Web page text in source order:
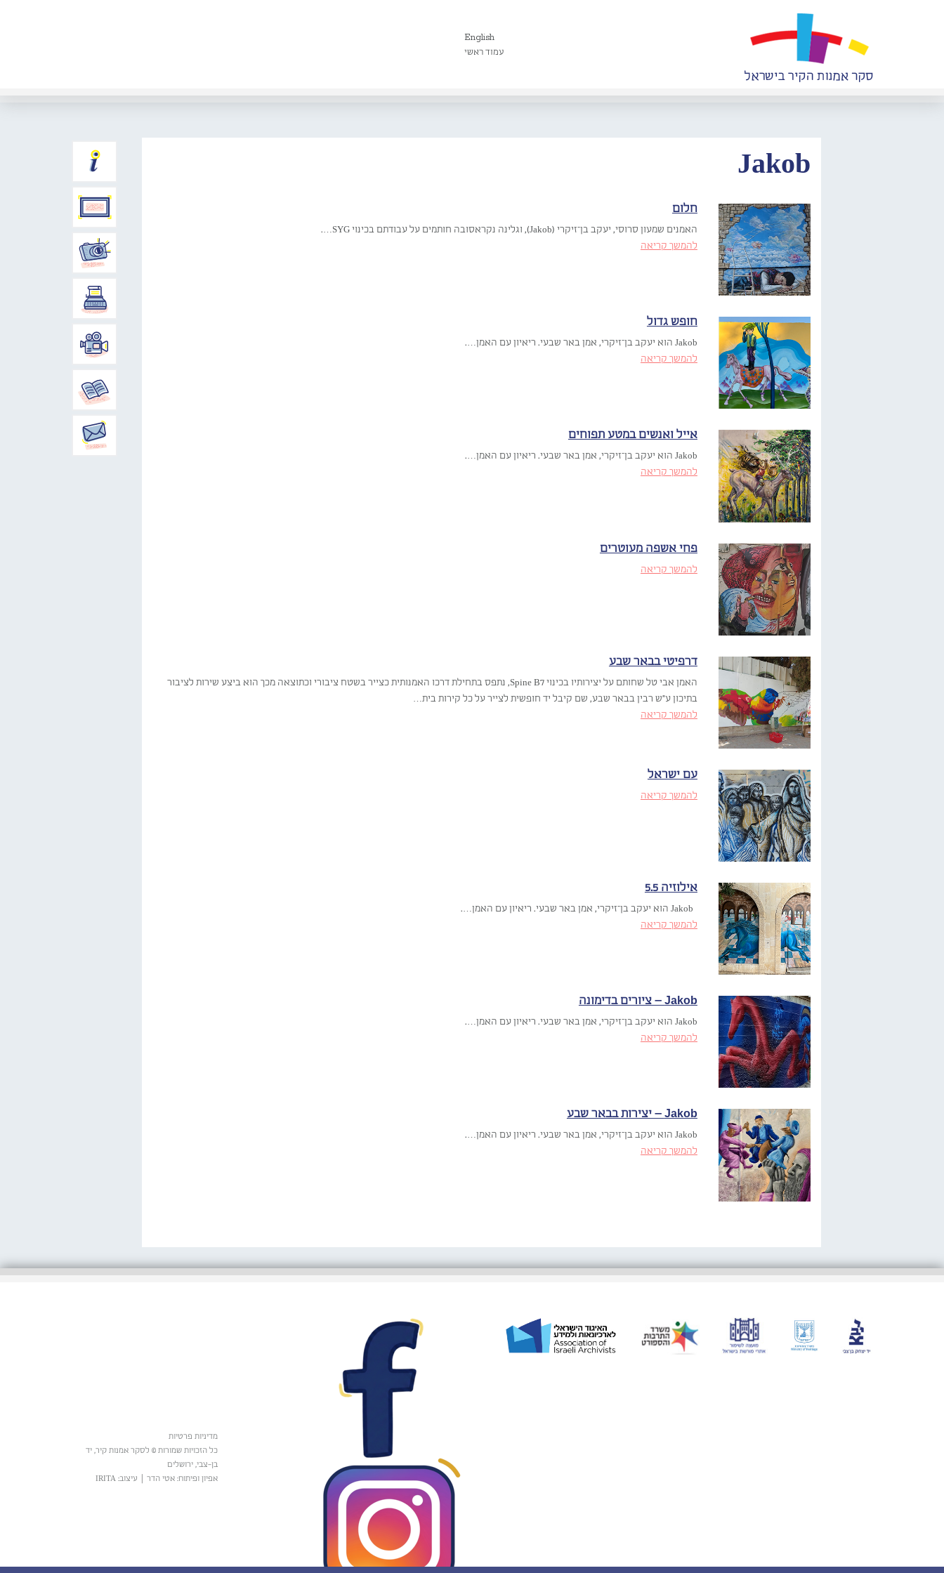
English
עמוד ראשי
Jakob
חלום
האמנים שמעון סרוסי, יעקב בן־זיקרי (Jakob), וגלינה נקראסובה חותמים על עבודתם בכינוי SYG….
להמשך קריאה
חופש גדול
Jakob הוא יעקב בן־זיקרי, אמן באר שבעי. ריאיון עם האמן….
להמשך קריאה
אייל ואנשים במטע תפוחים
Jakob הוא יעקב בן־זיקרי, אמן באר שבעי. ריאיון עם האמן….
להמשך קריאה
פחי אשפה מעוטרים
להמשך קריאה
דרפיטי בבאר שבע
האמן אבי טל שחותם על יצירותיו בכינוי Spine B7, נתפס בתחילת דרכו האמנותית כצייר בשטח ציבורי וכתוצאה מכך הוא ביצע שירות לציבור
בתיכון ע”ש רבין בבאר שבע, שם קיבל יד חופשית לצייר על כל קירות בית…
להמשך קריאה
עם ישראל
להמשך קריאה
אילוזיה 5.5
להמשך קריאה
Jakob – ציורים בדימונה
Jakob הוא יעקב בן־זיקרי, אמן באר שבעי. ריאיון עם האמן….
להמשך קריאה
Jakob – יצירות בבאר שבע
Jakob הוא יעקב בן־זיקרי, אמן באר שבעי. ריאיון עם האמן….
להמשך קריאה
מדיניות פרטיות
כל הזכויות שמורות © לסקר אמנות קיר, יד
בן-צבי, ירושלים
אפיון ופיתוח: אטי הדר
עיצוב: IRITA